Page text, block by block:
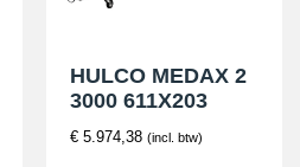
HULCO MEDAX 2
3000 611X203
€ 5.974,38 (incl. btw)